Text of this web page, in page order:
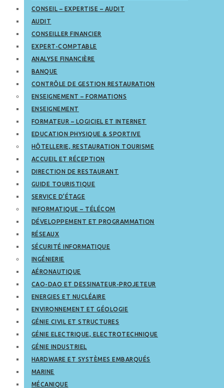
CONSEIL – EXPERTISE – AUDIT
AUDIT
CONSEILLER FINANCIER
EXPERT-COMPTABLE
ANALYSE FINANCIÈRE
BANQUE
CONTRÔLE DE GESTION RESTAURATION
ENSEIGNEMENT – FORMATIONS
ENSEIGNEMENT
FORMATEUR – LOGICIEL ET INTERNET
EDUCATION PHYSIQUE & SPORTIVE
HÔTELLERIE, RESTAURATION TOURISME
ACCUEIL ET RÉCEPTION
DIRECTION DE RESTAURANT
GUIDE TOURISTIQUE
SERVICE D’ÉTAGE
INFORMATIQUE – TÉLÉCOM
DÉVELOPPEMENT ET PROGRAMMATION
RÉSEAUX
SÉCURITÉ INFORMATIQUE
INGÉNIERIE
AÉRONAUTIQUE
CAO-DAO ET DESSINATEUR-PROJETEUR
ENERGIES ET NUCLÉAIRE
ENVIRONNEMENT ET GÉOLOGIE
GÉNIE CIVIL ET STRUCTURES
GÉNIE ELECTRIQUE, ELECTROTECHNIQUE
GÉNIE INDUSTRIEL
HARDWARE ET SYSTÈMES EMBARQUÉS
MARINE
MÉCANIQUE